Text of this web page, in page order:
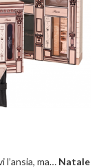
ma… Natale